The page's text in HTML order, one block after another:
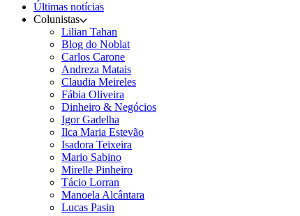
Últimas notícias
Colunistas
Lilian Tahan
Blog do Noblat
Carlos Carone
Andreza Matais
Claudia Meireles
Fábia Oliveira
Dinheiro & Negócios
Igor Gadelha
Ilca Maria Estevão
Isadora Teixeira
Mario Sabino
Mirelle Pinheiro
Tácio Lorran
Manoela Alcântara
Lucas Pasin